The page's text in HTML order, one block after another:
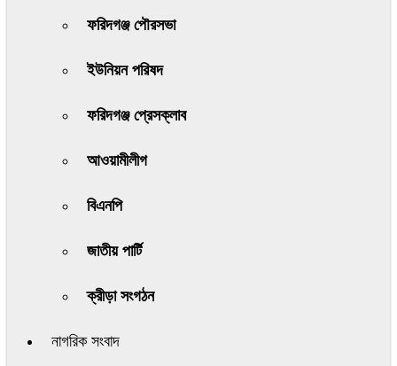
ফরিদগঞ্জ পৌরসভা
ইউনিয়ন পরিষদ
ফরিদগঞ্জ প্রেসক্লাব
আওয়ামীলীগ
বিএনপি
জাতীয় পার্টি
ক্রীড়া সংগঠন
নাগরিক সংবাদ